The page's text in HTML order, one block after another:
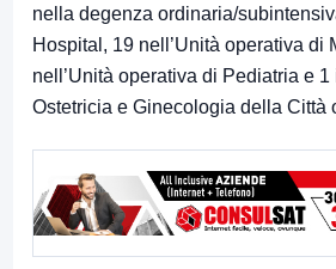
nella degenza ordinaria/
Hospital, 19 nell’Unità operativa di
nell’Unità operativa di Pediatria e
Ostetricia e Ginecologia della Città